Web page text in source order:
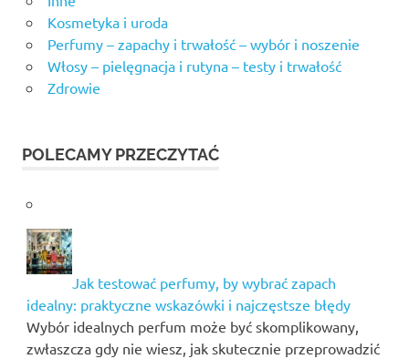
Kosmetyka i uroda
Perfumy – zapachy i trwałość – wybór i noszenie
Włosy – pielęgnacja i rutyna – testy i trwałość
Zdrowie
POLECAMY PRZECZYTAĆ
Jak testować perfumy, by wybrać zapach
idealny: praktyczne wskazówki i najczęstsze błędy
Wybór idealnych perfum może być skomplikowany,
zwłaszcza gdy nie wiesz, jak skutecznie przeprowadzić